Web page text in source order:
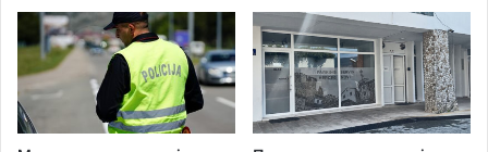
о
т
в
а
,
.
ј
н
а
н